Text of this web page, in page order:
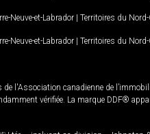
Neuve-et-Labrador | Territoires du
Neuve-et-Labrador | Territoires du
l'Association canadienne de
vérifiée. La marque DDF®
MD